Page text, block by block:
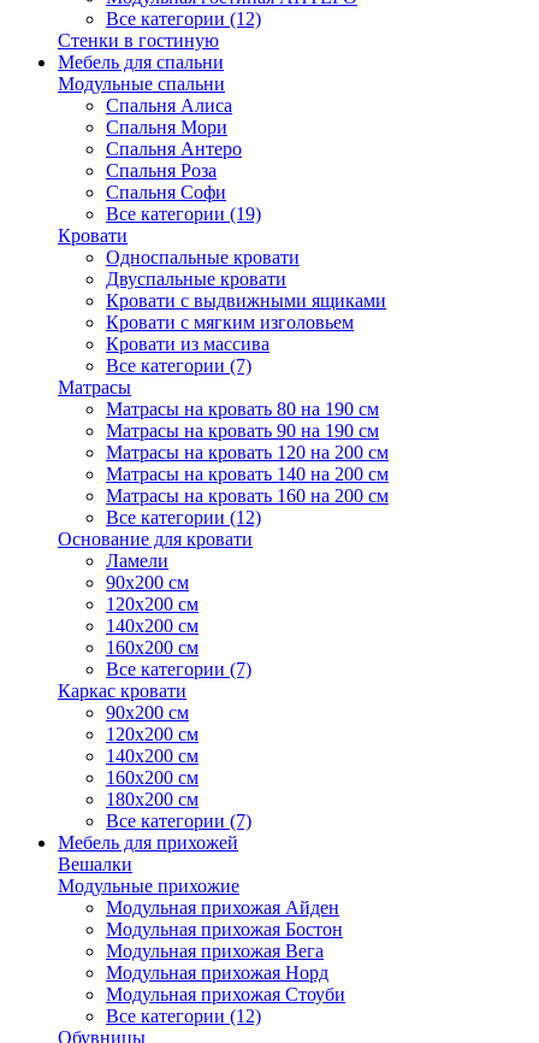
Все категории (12)
Стенки в гостиную
Мебель для спальни
Модульные спальни
Спальня Алиса
Спальня Мори
Спальня Антеро
Спальня Роза
Спальня Софи
Все категории (19)
Кровати
Односпальные кровати
Двуспальные кровати
Кровати с выдвижными ящиками
Кровати с мягким изголовьем
Кровати из массива
Все категории (7)
Матрасы
Матрасы на кровать 80 на 190 см
Матрасы на кровать 90 на 190 см
Матрасы на кровать 120 на 200 см
Матрасы на кровать 140 на 200 см
Матрасы на кровать 160 на 200 см
Все категории (12)
Основание для кровати
Ламели
90х200 см
120х200 см
140х200 см
160х200 см
Все категории (7)
Каркас кровати
90х200 см
120х200 см
140х200 см
160х200 см
180х200 см
Все категории (7)
Мебель для прихожей
Вешалки
Модульные прихожие
Модульная прихожая Айден
Модульная прихожая Бостон
Модульная прихожая Вега
Модульная прихожая Норд
Модульная прихожая Стоуби
Все категории (12)
Обувницы